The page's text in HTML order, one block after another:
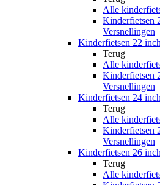
Alle
Kinderfietsen
Versnellingen
Kinderfietsen 22
Terug
Alle
Kinderfietsen
Versnellingen
Kinderfietsen 24
Terug
Alle
Kinderfietsen
Versnellingen
Kinderfietsen 26
Terug
Alle